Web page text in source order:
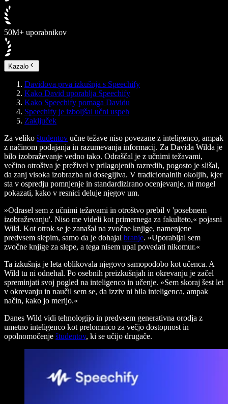
50M+ uporabnikov
Kazalo
Davidova prva izkušnja s Speechify
Kako David uporablja Speechify
Kako Speechify pomaga Davidu
Speechify je izboljšal učni uspeh
Zaključek
Za veliko študentov učne težave niso povezane z inteligenco, ampak
z načinom podajanja in razumevanja informacij. Za Davida Wilda je
bilo izobraževanje vedno tako. Odraščal je z učnimi težavami,
večino otroštva je preživel v prilagojenih razredih, pogosto je slišal,
da zanj visoka izobrazba ni dosegljiva. V tradicionalnih okoljih, kjer
sta v ospredju pomnjenje in standardizirano ocenjevanje, ni mogel
pokazati, kako v resnici deluje njegov um.
»Odrasel sem z učnimi težavami in otroštvo prebil v 'posebnem
izobraževanju'. Niso me videli kot primernega za fakulteto,« pojasni
Wild. Kot otrok se je zanašal na zvočne knjige, namenjene
predvsem slepim, samo da je dohajal branje. »Uporabljal sem
zvočne knjige za slepe, a tega nisem upal povedati nikomur.«
Ta izkušnja je leta oblikovala njegovo samopodobo kot učenca. A
Wild tu ni odnehal. Po osebnih preizkušnjah in okrevanju je začel
spreminjati svoj pogled na inteligenco in učenje. »Sem skoraj šest let
v okrevanju in naučil sem se, da izziv ni bila inteligenca, ampak
način, kako jo merijo.«
Danes Wild vidi tehnologijo in predvsem generativna orodja z
umetno inteligenco kot prelomnico za večjo dostopnost in
opolnomočenje študentov, ki se učijo drugače.